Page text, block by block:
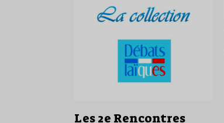
Les 2e Rencontres